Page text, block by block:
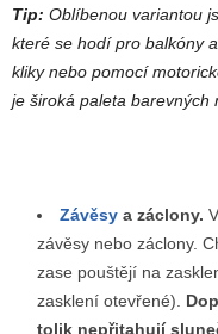
Tip: Oblíbenou variantou
které se hodí pro balkóny
kliky nebo pomocí
je široká paleta barevných
Závěsy a záclony.
závěsy nebo záclony.
zase pouštějí na
zasklení otevřené).
tolik nepřitahují